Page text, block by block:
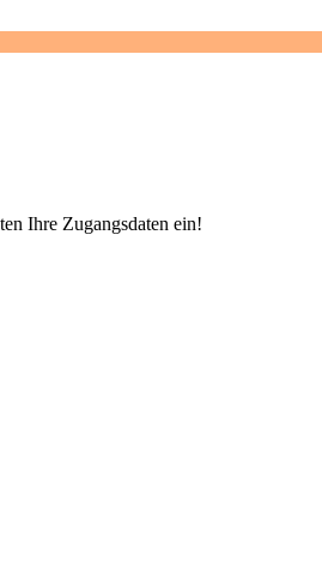
Ihre Zugangsdaten ein!